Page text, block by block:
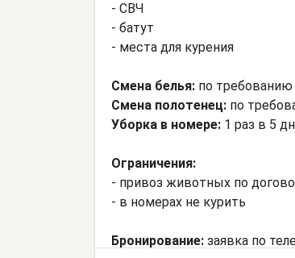
- СВЧ
- батут
- места для курения
Смена белья: по требованию
Смена полотенец: по
Уборка в номере: 1 раз в 5
Ограничения:
- привоз животных по
- в номерах не курить
Бронирование: заявка по